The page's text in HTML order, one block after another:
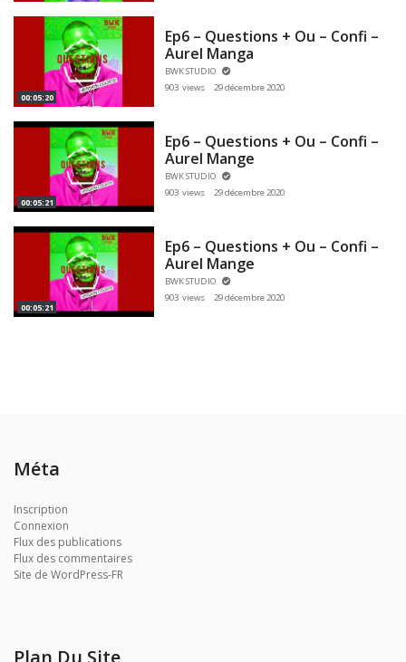
00:05:20
Ep6 – Questions + Ou – Confi –
Aurel Manga
BWK STUDIO
903 views
29 décembre 2020
00:05:21
Ep6 – Questions + Ou – Confi –
Aurel Mange
BWK STUDIO
903 views
29 décembre 2020
00:05:21
Ep6 – Questions + Ou – Confi –
Aurel Mange
BWK STUDIO
903 views
29 décembre 2020
Méta
Inscription
Connexion
Flux des publications
Flux des commentaires
Site de WordPress-FR
Plan Du Site